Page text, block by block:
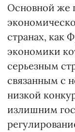
Основной же
странах, как
экономики
серьезным
связанным с
низкой
излишним